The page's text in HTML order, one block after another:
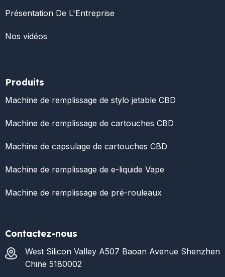
Présentation De L'Entreprise
Nos vidéos
Produits
Machine de remplissage de stylo jetable CBD
Machine de remplissage de cartouches CBD
Machine de capsulage de cartouches CBD
Machine de remplissage de e-liquide Vape
Machine de remplissage de pré-rouleaux
Contactez-nous
West Silicon Valley A507 Baoan Avenue Shenzhen
Chine 5180002